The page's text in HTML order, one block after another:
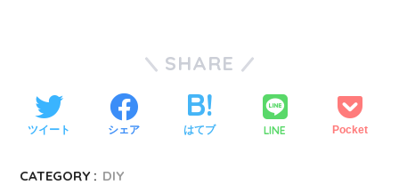
SHARE
ツイート シェア はてブ LINE Pocket
CATEGORY : DIY